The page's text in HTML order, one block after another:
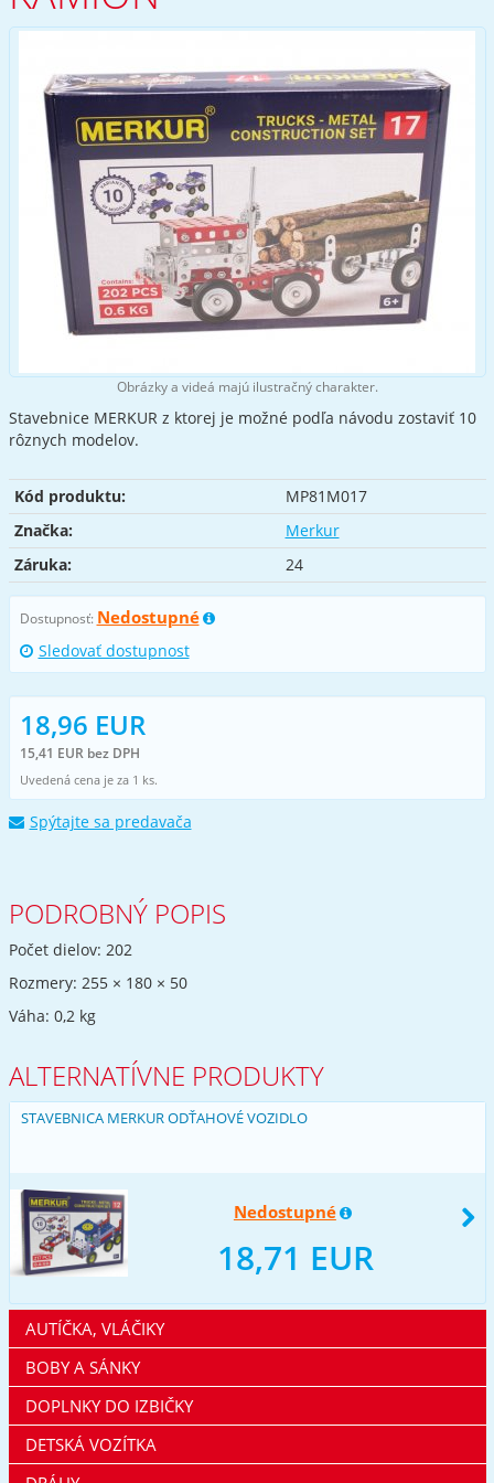
Obrázky a videá majú ilustračný charakter.
Stavebnice MERKUR z ktorej je možné podľa návodu zostaviť 10
rôznych modelov.
Kód produktu:
MP81M017
Značka:
Merkur
Záruka:
24
Dostupnosť: Nedostupné
Sledovať dostupnost
18,96 EUR
15,41 EUR bez DPH
Uvedená cena je za 1 ks.
Spýtajte sa predavača
PODROBNÝ POPIS
Počet dielov: 202
Rozmery: 255 × 180 × 50
Váha: 0,2 kg
ALTERNATÍVNE PRODUKTY
STAVEBNICA MERKUR ODŤAHOVÉ VOZIDLO
Nedostupné
18,71 EUR
AUTÍČKA, VLÁČIKY
BOBY A SÁNKY
DOPLNKY DO IZBIČKY
DETSKÁ VOZÍTKA